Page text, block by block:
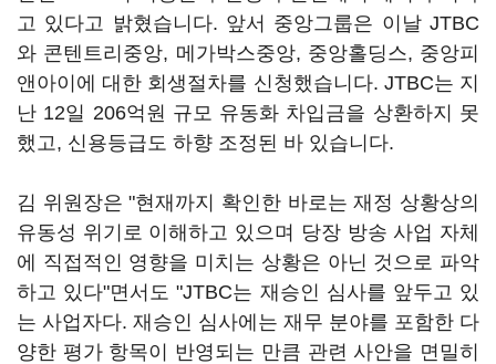
고 있다고 밝혔습니다. 앞서 중앙그룹은 이날 JTBC
와 콘텐트리중앙, 메가박스중앙, 중앙홀딩스, 중앙피
앤아이에 대한 회생절차를 신청했습니다. JTBC는 지
난 12일 206억원 규모 유동화 차입금을 상환하지 못
했고, 신용등급도 하향 조정된 바 있습니다.
김 위원장은 "현재까지 확인한 바로는 재정 상황상의
유동성 위기로 이해하고 있으며 당장 방송 사업 자체
에 직접적인 영향을 미치는 상황은 아닌 것으로 파악
하고 있다"면서도 "JTBC는 재승인 심사를 앞두고 있
는 사업자다. 재승인 심사에는 재무 분야를 포함한 다
양한 평가 항목이 반영되는 만큼 관련 사안을 면밀히